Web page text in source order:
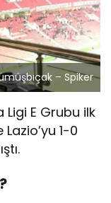
– Spiker
Ligi E Grubu ilk
1-0